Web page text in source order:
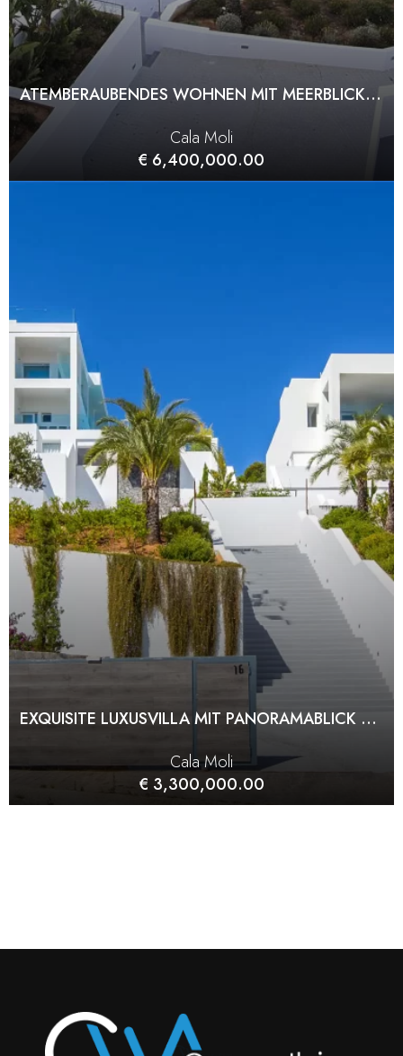
ATEMBERAUBENDES WOHNEN MIT MEERBLICK – ZWEI HÄUSER IN CALA MOLI
Cala Moli
€ 6,400,000.00
EXQUISITE LUXUSVILLA MIT PANORAMABLICK AUF DAS MEER UND MIETLIZENZ IN CALA MOLI
Cala Moli
€ 3,300,000.00